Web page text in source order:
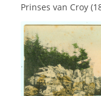
Prinses van Croy